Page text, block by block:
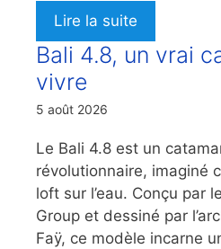
Lire la suite
Bali 4.8, un vrai
vivre
5 août 2026
Le Bali 4.8 est un
révolutionnaire, imaginé
loft sur l’eau. Conçu par
Group et dessiné par
Faÿ, ce modèle incarne